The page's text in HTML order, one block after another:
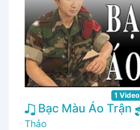
1 Video
Bạc Màu Áo Trận
Thảo